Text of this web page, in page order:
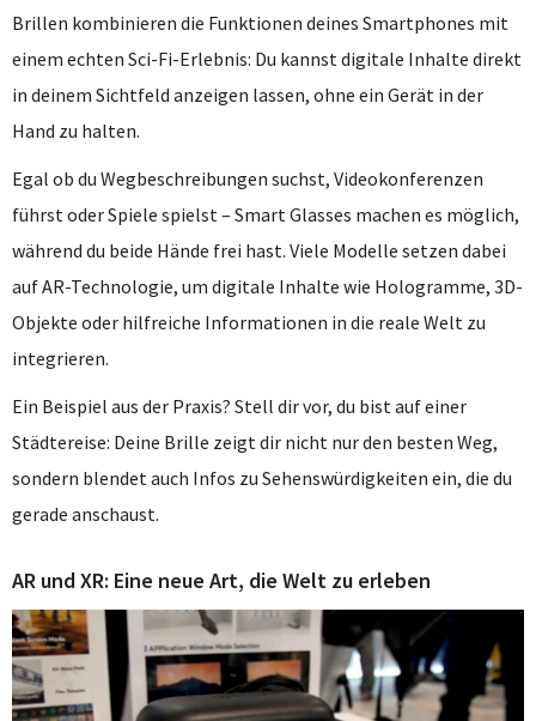
Brillen kombinieren die Funktionen deines Smartphones mit
einem echten Sci-Fi-Erlebnis: Du kannst digitale Inhalte direkt
in deinem Sichtfeld anzeigen lassen, ohne ein Gerät in der
Hand zu halten.
Egal ob du Wegbeschreibungen suchst, Videokonferenzen
führst oder Spiele spielst – Smart Glasses machen es möglich,
während du beide Hände frei hast. Viele Modelle setzen dabei
auf AR-Technologie, um digitale Inhalte wie Hologramme, 3D-
Objekte oder hilfreiche Informationen in die reale Welt zu
integrieren.
Ein Beispiel aus der Praxis? Stell dir vor, du bist auf einer
Städtereise: Deine Brille zeigt dir nicht nur den besten Weg,
sondern blendet auch Infos zu Sehenswürdigkeiten ein, die du
gerade anschaust.
AR und XR: Eine neue Art, die Welt zu erleben